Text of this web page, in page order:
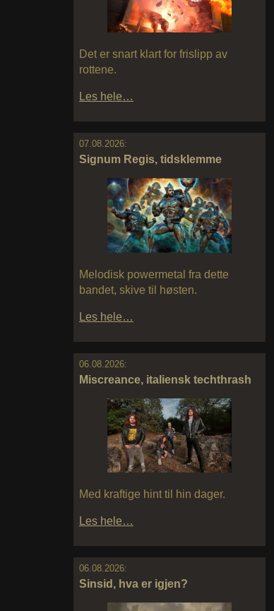
Det er snart klart for frislipp av
rottene.
Les hele…
07.08.2026:
Signum Regis, tidsklemme
Melodisk powermetal fra dette
bandet, skive til høsten.
Les hele…
06.08.2026:
Miscreance, italiensk techthrash
Med kraftige hint til hin dager.
Les hele…
06.08.2026:
Sinsid, hva er igjen?